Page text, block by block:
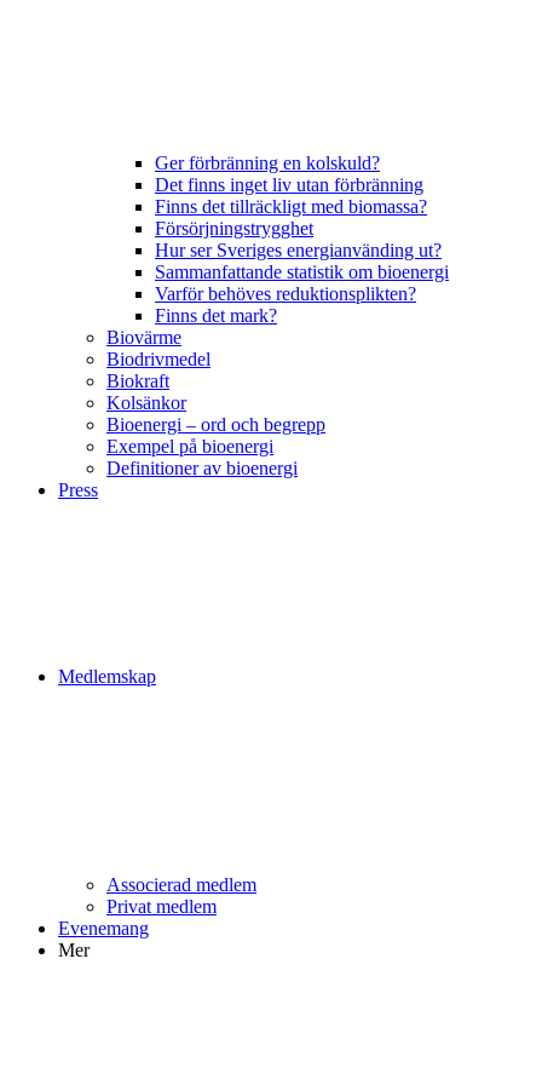
Ger förbränning en kolskuld?
Det finns inget liv utan förbränning
Finns det tillräckligt med biomassa?
Försörjningstrygghet
Hur ser Sveriges energianvänding ut?
Sammanfattande statistik om bioenergi
Varför behöves reduktionsplikten?
Finns det mark?
Biovärme
Biodrivmedel
Biokraft
Kolsänkor
Bioenergi – ord och begrepp
Exempel på bioenergi
Definitioner av bioenergi
Press
Medlemskap
Associerad medlem
Privat medlem
Evenemang
Mer